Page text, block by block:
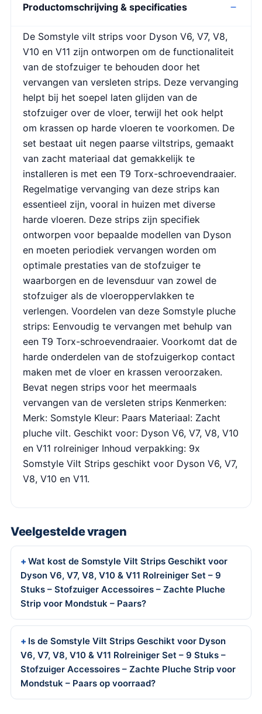
Productomschrijving & specificaties
De Somstyle vilt strips voor Dyson V6, V7, V8,
V10 en V11 zijn ontworpen om de functionaliteit
van de stofzuiger te behouden door het
vervangen van versleten strips. Deze vervanging
helpt bij het soepel laten glijden van de
stofzuiger over de vloer, terwijl het ook helpt
om krassen op harde vloeren te voorkomen. De
set bestaat uit negen paarse viltstrips, gemaakt
van zacht materiaal dat gemakkelijk te
installeren is met een T9 Torx-schroevendraaier.
Regelmatige vervanging van deze strips kan
essentieel zijn, vooral in huizen met diverse
harde vloeren. Deze strips zijn specifiek
ontworpen voor bepaalde modellen van Dyson
en moeten periodiek vervangen worden om
optimale prestaties van de stofzuiger te
waarborgen en de levensduur van zowel de
stofzuiger als de vloeroppervlakken te
verlengen. Voordelen van deze Somstyle pluche
strips: Eenvoudig te vervangen met behulp van
een T9 Torx-schroevendraaier. Voorkomt dat de
harde onderdelen van de stofzuigerkop contact
maken met de vloer en krassen veroorzaken.
Bevat negen strips voor het meermaals
vervangen van de versleten strips Kenmerken:
Merk: Somstyle Kleur: Paars Materiaal: Zacht
pluche vilt. Geschikt voor: Dyson V6, V7, V8, V10
en V11 rolreiniger Inhoud verpakking: 9x
Somstyle Vilt Strips geschikt voor Dyson V6, V7,
V8, V10 en V11.
Veelgestelde vragen
Wat kost de Somstyle Vilt Strips Geschikt voor
Dyson V6, V7, V8, V10 & V11 Rolreiniger Set – 9
Stuks – Stofzuiger Accessoires – Zachte Pluche
Strip voor Mondstuk – Paars?
Is de Somstyle Vilt Strips Geschikt voor Dyson
V6, V7, V8, V10 & V11 Rolreiniger Set – 9 Stuks –
Stofzuiger Accessoires – Zachte Pluche Strip voor
Mondstuk – Paars op voorraad?